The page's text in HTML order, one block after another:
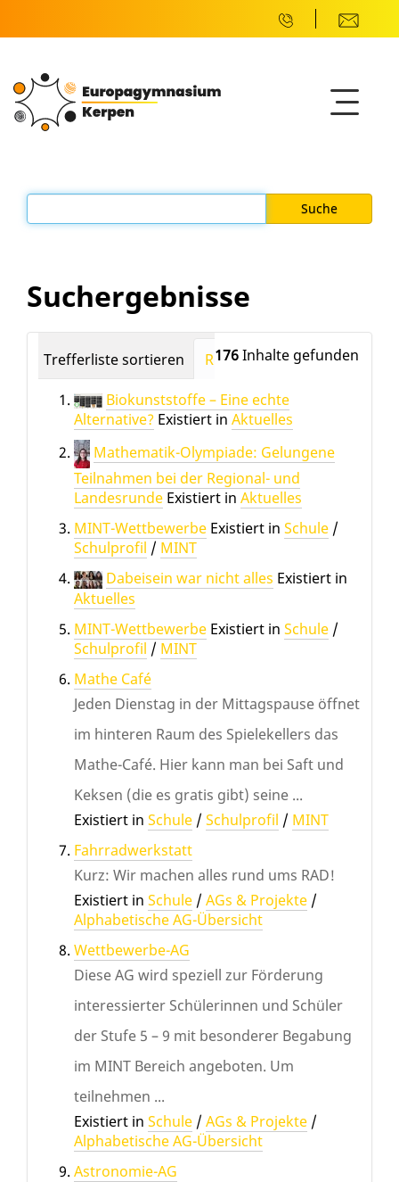
Suchergebnisse
176Inhalte gefunden
Trefferliste sortieren Relevanz Datum
Biokunststoffe – Eine echte
Alternative? Existiert in Aktuelles
Mathematik-Olympiade: Gelungene
Teilnahmen bei der Regional- und
Landesrunde Existiert in Aktuelles
MINT-Wettbewerbe Existiert in Schule /
Schulprofil / MINT
Dabeisein war nicht alles Existiert in
Aktuelles
MINT-Wettbewerbe Existiert in Schule /
Schulprofil / MINT
Mathe Café
Jeden Dienstag in der Mittagspause öffnet
im hinteren Raum des Spielekellers das
Mathe-Café. Hier kann man bei Saft und
Keksen (die es gratis gibt) seine ...
Existiert in Schule / Schulprofil / MINT
Fahrradwerkstatt
Kurz: Wir machen alles rund ums RAD!
Existiert in Schule / AGs & Projekte /
Alphabetische AG-Übersicht
Wettbewerbe-AG
Diese AG wird speziell zur Förderung
interessierter Schülerinnen und Schüler
der Stufe 5 – 9 mit besonderer Begabung
im MINT Bereich angeboten. Um
teilnehmen ...
Existiert in Schule / AGs & Projekte /
Alphabetische AG-Übersicht
Astronomie-AG